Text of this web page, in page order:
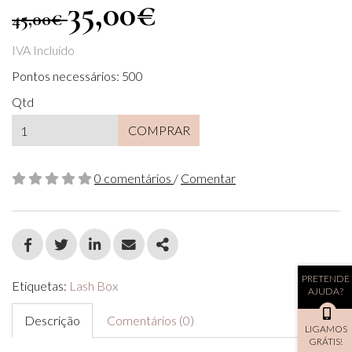
45,00€35,00€
IVA Incluído
Pontos necessários: 500
Qtd
COMPRAR
0 comentários / Comentar
FACEBOOK
TWITTERLINKEDIN
EMAILSHARE
Etiquetas: Lash Box
Descrição Comentários (0)
PRETENDE
AJUDA?
LIGAMOS
GRÁTIS!